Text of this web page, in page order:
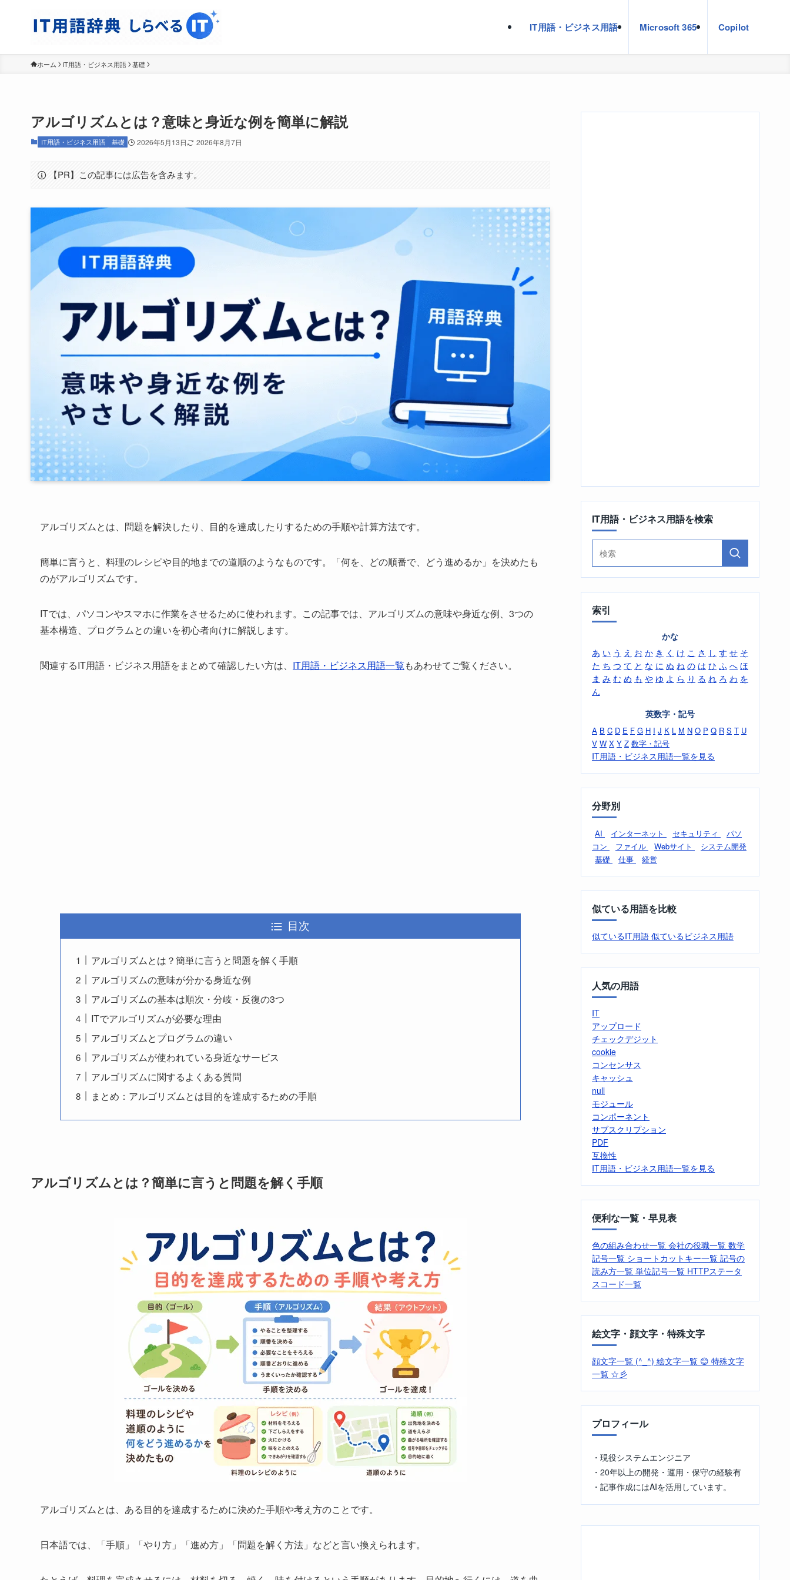
IT用語・ビジネス用語 Microsoft 365 Copilot
ホーム IT用語・ビジネス用語 基礎
アルゴリズムとは？意味と身近な例を簡単に解説
IT用語・ビジネス用語 基礎 2026年5月13日 2026年8月7日
【PR】この記事には広告を含みます。
アルゴリズムとは、問題を解決したり、目的を達成したりするための手順や計算方法です。
簡単に言うと、料理のレシピや目的地までの道順のようなものです。「何を、どの順番で、どう進めるか」を決めたも
のがアルゴリズムです。
ITでは、パソコンやスマホに作業をさせるために使われます。この記事では、アルゴリズムの意味や身近な例、3つの
基本構造、プログラムとの違いを初心者向けに解説します。
関連するIT用語・ビジネス用語をまとめて確認したい方は、 IT用語・ビジネス用語一覧もあわせてご覧ください。
目次
アルゴリズムとは？簡単に言うと問題を解く手順
アルゴリズムの意味が分かる身近な例
アルゴリズムの基本は順次・分岐・反復の3つ
ITでアルゴリズムが必要な理由
アルゴリズムとプログラムの違い
アルゴリズムが使われている身近なサービス
アルゴリズムに関するよくある質問
まとめ：アルゴリズムとは目的を達成するための手順
アルゴリズムとは？簡単に言うと問題を解く手順
アルゴリズムとは、ある目的を達成するために決めた手順や考え方のことです。
日本語では、「手順」「やり方」「進め方」「問題を解く方法」などと言い換えられます。
IT用語・ビジネス用語を検索
索引
かな
あ い う え お か き く け こ さ し す せ そ
た ち つ て と な に ぬ ね の は ひ ふ へ ほ
ま み む め も や ゆ よ ら り る れ ろ わ を
ん
英数字・記号
A B C D E F G H I J K L M N O P Q R S T U
V W X Y Z 数字・記号
IT用語・ビジネス用語一覧を見る
分野別
AI インターネット セキュリティ
パソ
コン
ファイル Webサイト
システム開発
基礎
仕事 経営
似ている用語を比較
似ているIT用語 似ているビジネス用語
人気の用語
IT
アップロード
チェックデジット
cookie
コンセンサス
キャッシュ
null
モジュール
コンポーネント
サブスクリプション
PDF
互換性
IT用語・ビジネス用語一覧を見る
便利な一覧・早見表
色の組み合わせ一覧 会社の役職一覧 数学
記号一覧 ショートカットキー一覧 記号の
読み方一覧 単位記号一覧 HTTPステータ
スコード一覧
絵文字・顔文字・特殊文字
顔文字一覧 (^_^) 絵文字一覧 😊 特殊文字
一覧 ☆彡
プロフィール
・現役システムエンジニア
・20年以上の開発・運用・保守の経験有
・記事作成にはAIを活用しています。